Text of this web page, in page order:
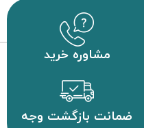
مشاوره خرید
ضمانت بازگشت وجه